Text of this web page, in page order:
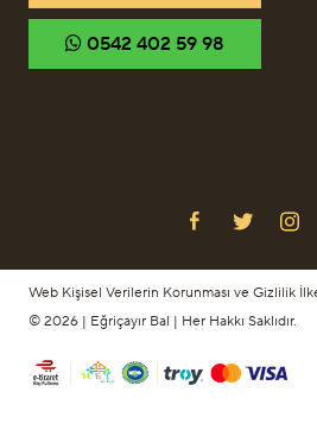
‎0542 402 59 98
Web Kişisel Verilerin Korunması ve Gizlilik
© 2026 | Eğriçayır Bal | Her Hakkı Saklıdır.